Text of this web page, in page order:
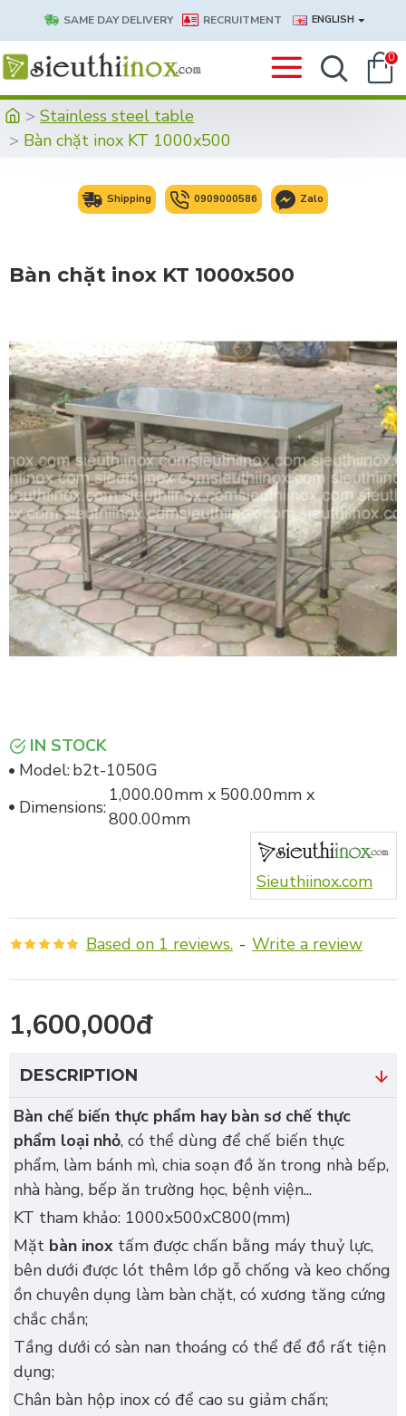
SAME DAY DELIVERY RECRUITMENT ENGLISH
0
Stainless steel table
Bàn chặt inox KT 1000x500
Shipping 0909000586 Zalo
Bàn chặt inox KT 1000x500
IN STOCK
Model:b2t-1050G
Dimensions:
1,000.00mm x 500.00mm x
800.00mm
Sieuthiinox.com
Based on 1 reviews. - Write a review
1,600,000đ
DESCRIPTION
Bàn chế biến thực phẩm hay bàn sơ chế thực
phẩm loại nhỏ, có thể dùng để chế biến thực
phẩm, làm bánh mì, chia soạn đồ ăn trong nhà bếp,
nhà hàng, bếp ăn trường học, bệnh viện...
KT tham khảo: 1000x500xC800(mm)
Mặt bàn inox tấm được chấn bằng máy thuỷ lực,
bên dưới được lót thêm lớp gỗ chống và keo chống
ồn chuyên dụng làm bàn chặt, có xương tăng cứng
chắc chắn;
Tầng dưới có sàn nan thoáng có thể để đồ rất tiện
dụng;
Chân bàn hộp inox có để cao su giảm chấn;